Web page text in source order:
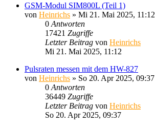
GSM-Modul SIM800L (Teil 1)
von Heinrichs » Mi 21. Mai 2025, 11:12
0 Antworten
17421 Zugriffe
Letzter Beitrag von Heinrichs
Mi 21. Mai 2025, 11:12
Pulsraten messen mit dem HW-827
von Heinrichs » So 20. Apr 2025, 09:37
0 Antworten
36449 Zugriffe
Letzter Beitrag von Heinrichs
So 20. Apr 2025, 09:37